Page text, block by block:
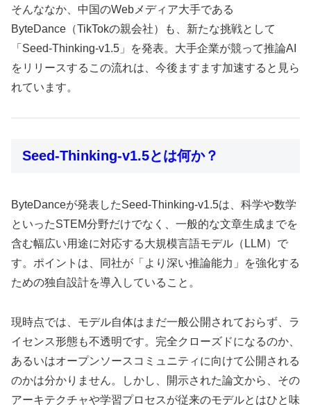
そんななか、中国のWebメディア大手である
ByteDance（TikTokの親会社）も、新たな挑戦として
「Seed-Thinking-v1.5」を発表。大手企業が競って推論AI
をリリースするこの流れは、今後ますます加速すると見ら
れています。
Seed-Thinking-v1.5とは何か？
ByteDanceが発表したSeed-Thinking-v1.5は、科学や数学
といったSTEM分野だけでなく、一般的な文章生成までを
含む幅広い用途に対応する大規模言語モデル（LLM）で
す。ポイントは、同社が「より深い推論能力」を強化する
ための独自設計を導入していること。
現時点では、モデル自体はまだ一般公開されておらず、ラ
イセンス形態も不透明です。完全クローズドになるのか、
あるいはオープンソースコミュニティに向けて公開される
のかは分かりません。しかし、開示された論文から、その
アーキテクチャや学習プロセスが従来のモデルとはひと味